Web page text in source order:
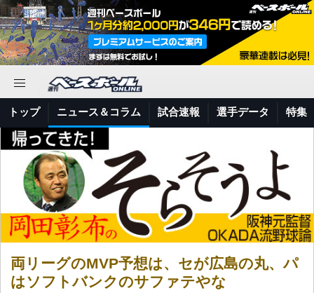
トップ ニュース＆コラム 試合速報 選手データ 特集
両リーグのMVP予想は、セが広島の丸、パ
はソフトバンクのサファテやな